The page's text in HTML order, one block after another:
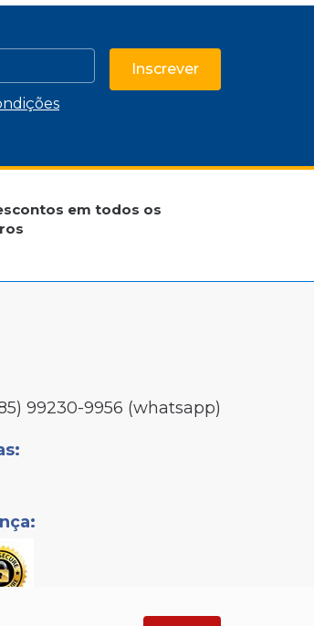
Inscrever
em todos os
99230-9956 (whatsapp)